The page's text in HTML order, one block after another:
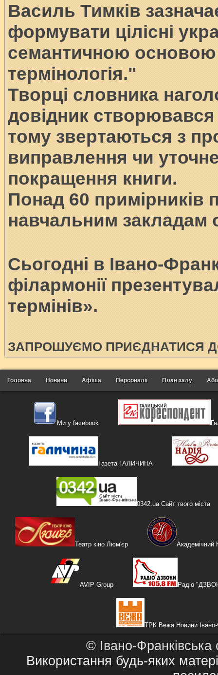
Василь Тимків
формувати цілісні
семантичною основою
термінологія."
Творці словника
довідник створювався
тому звертаються з
виправлення чи
покращення книги.
Понад 60 примірників
навчальним закладам
Сьогодні в Івано-
філармонії
термінів».
ЗАПРОШУЄМО ПРИЄДНАТИСЯ ДО
Головна Новини Афіша Персоналії План залу
Ми у facebook
Газета ГАЛИЧИНА
0342.ua Сайт твого міста
Театр кіно Люм'єр Академічний
AVIP Group Радіо
ТРК Вежа Новини Івано-
© Івано-
Використання будь-яких